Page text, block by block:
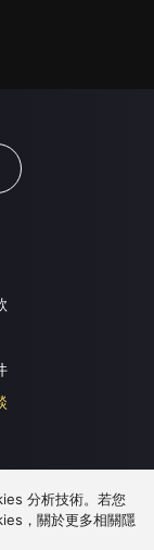
分析技術。若您
，關於更多相關隱